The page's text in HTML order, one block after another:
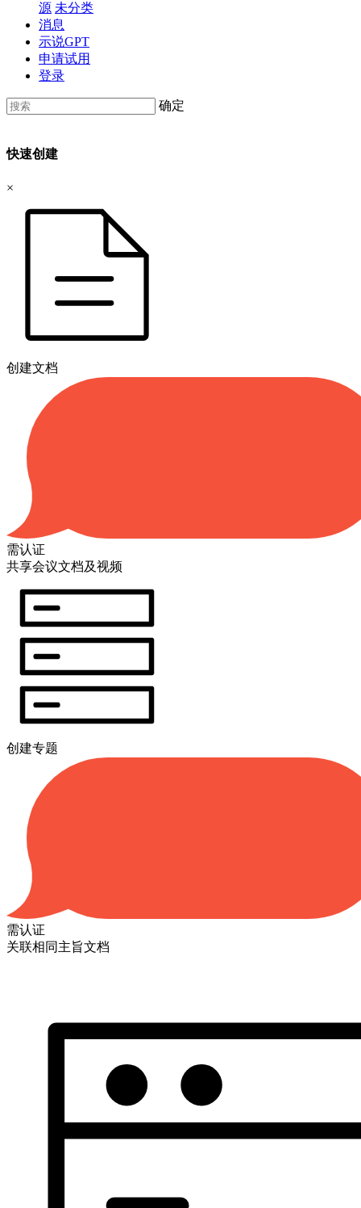
源 未分类
消息
示说GPT
申请试用
登录
确定
快速创建
×
创建文档
需认证
共享会议文档及视频
创建专题
需认证
关联相同主旨文档